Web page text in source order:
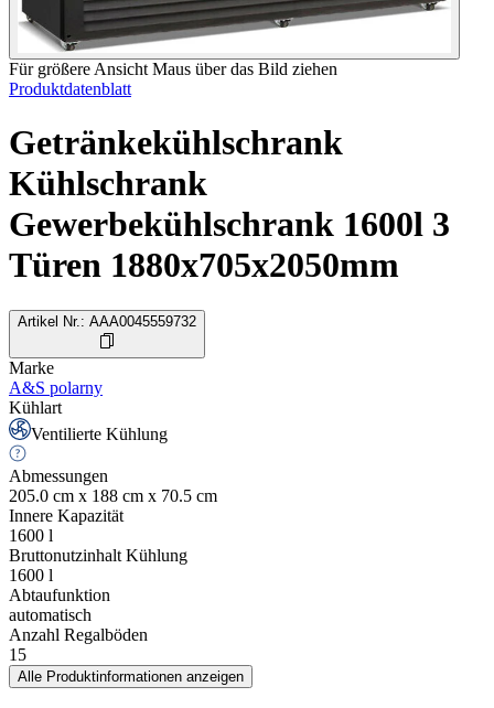
Für größere Ansicht Maus über das Bild ziehen
Produktdatenblatt
Getränkekühlschrank
Kühlschrank
Gewerbekühlschrank 1600l 3
Türen 1880x705x2050mm
Artikel Nr. : AAA0045559732
Marke
A&S polarny
Kühlart
Ventilierte Kühlung
Abmessungen
205.0 cm x 188 cm x 70.5 cm
Innere Kapazität
1600 l
Bruttonutzinhalt Kühlung
1600 l
Abtaufunktion
automatisch
Anzahl Regalböden
15
Alle Produktinformationen anzeigen